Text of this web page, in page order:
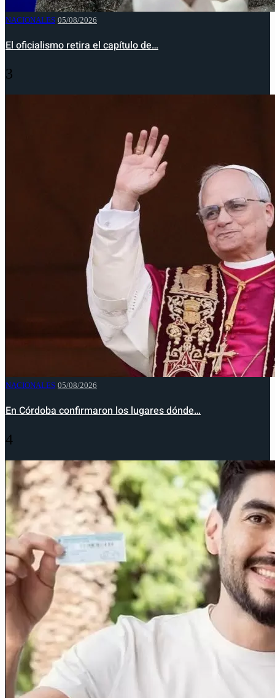
NACIONALES 05/08/2026
El oficialismo retira el capítulo de…
3
NACIONALES 05/08/2026
En Córdoba confirmaron los lugares dónde…
4